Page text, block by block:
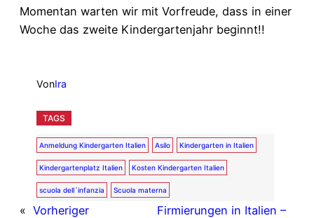
Momentan warten wir mit Vorfreude, dass in einer
Woche das zweite Kindergartenjahr beginnt!!
VonIra
TAGS
Anmeldung Kindergarten Italien Asilo Kindergarten in Italien
Kindergartenplatz Italien Kosten Kindergarten Italien
scuola dell´infanzia Scuola materna
« Vorheriger
Firmierungen in Italien –